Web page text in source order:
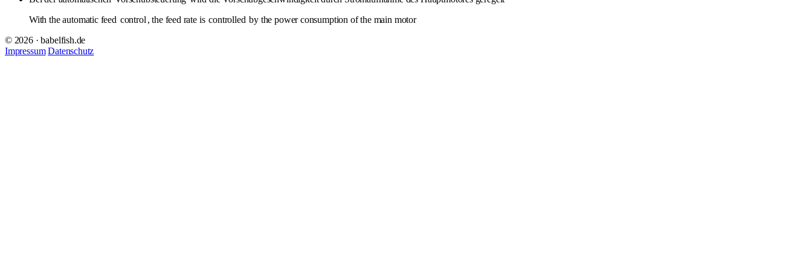
With the automatic feed control , the feed rate is controlled by the power consumption of the main motor
© 2026 · babelfish.de
Impressum Datenschutz